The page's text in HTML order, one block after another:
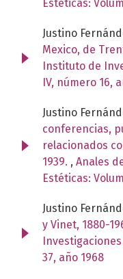
Estéticas:
Justino
Mexico, de
Instituto de
IV, número 16,
Justino
conferencias,
relacionados
1939. , Anales
Estéticas:
Justino
y Vinet, 1880-
37, año 1968